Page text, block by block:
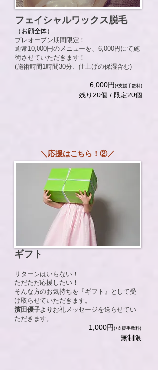
​6,000円 (+支援手数料)
残り20個 / 限定20個
フェイシャルワックス脱毛
（お顔全体）
プレオープン期間限定！
通常10,000円のメニューを、6,000円にて施
術させていただきます！
​(施術時間1時間30分、仕上げの保湿含む)
＼応援はこちら！②／
​1,000円 (+支援手数料)
無制限
ギフト
リターンはいらない！
ただただ応援したい！
そんな方のお気持ちを『ギフト』として受
け取らせていただきます。
濱田優子より お礼メッセージを送らせてい
ただきます。